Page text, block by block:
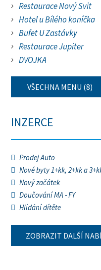
Restaurace Nový Svit
Hotel u Bílého koníčka
Bufet U Zastávky
Restaurace Jupiter
DVOJKA
VŠECHNA MENU (8)
INZERCE
Prodej Auto
Nové byty 1+kk, 2+kk a
Nový začátek
Doučování MA - FY
Hlídání dítěte
ZOBRAZIT DALŠÍ